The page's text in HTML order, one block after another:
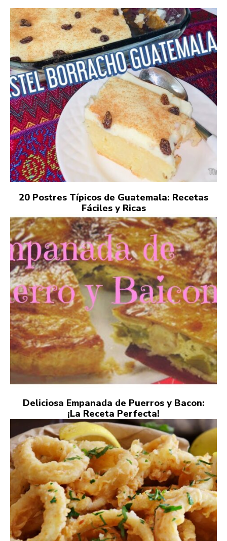
20 Postres Típicos de Guatemala: Recetas
Fáciles y Ricas
Deliciosa Empanada de Puerros y Bacon:
¡La Receta Perfecta!